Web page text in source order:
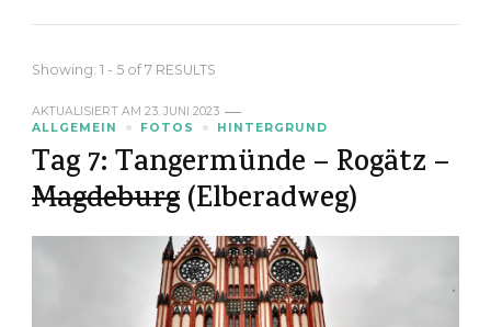
Showing: 1 - 5 of 7 RESULTS
AKTUALISIERT AM 23. JUNI 2023
ALLGEMEIN
FOTOS HINTERGRUND
Tag 7: Tangermünde – Rogätz –
Magdeburg(Elberadweg)